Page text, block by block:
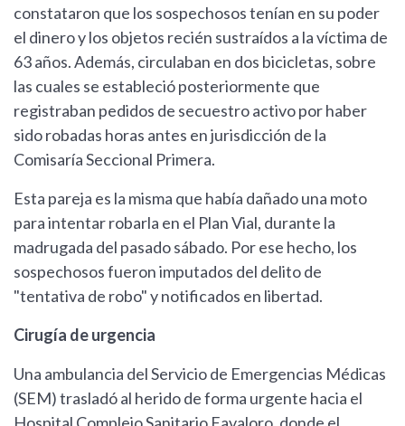
constataron que los sospechosos tenían en su poder
el dinero y los objetos recién sustraídos a la víctima de
63 años. Además, circulaban en dos bicicletas, sobre
las cuales se estableció posteriormente que
registraban pedidos de secuestro activo por haber
sido robadas horas antes en jurisdicción de la
Comisaría Seccional Primera.
Esta pareja es la misma que había dañado una moto
para intentar robarla en el Plan Vial, durante la
madrugada del pasado sábado. Por ese hecho, los
sospechosos fueron imputados del delito de
"tentativa de robo" y notificados en libertad.
Cirugía de urgencia
Una ambulancia del Servicio de Emergencias Médicas
(SEM) trasladó al herido de forma urgente hacia el